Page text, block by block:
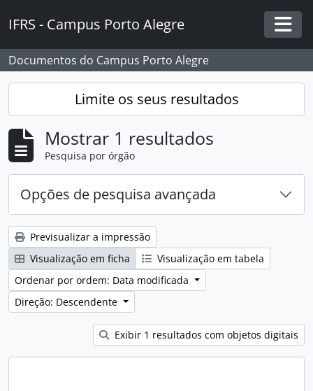
IFRS - Campus Porto Alegre
Documentos do Campus Porto Alegre
Limite os seus resultados
Mostrar 1 resultados
Pesquisa por órgão
Opções de pesquisa avançada
Previsualizar a impressão
Visualização em ficha
Visualização em tabela
Ordenar por ordem: Data modificada
Direção: Descendente
Exibir 1 resultados com objetos digitais